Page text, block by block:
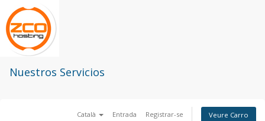
Nuestros Servicios
Català Entrada Registrar-se Veure Carro